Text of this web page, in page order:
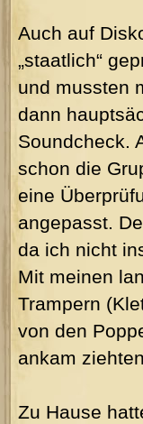
Auch auf
„staatlich“
und mussten
dann
Soundcheck.
schon die
eine
angepasst.
da ich nicht
Mit meinen
Trampern
von den
ankam
Zu Hause